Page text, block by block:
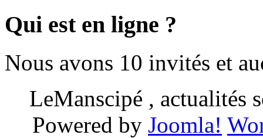
Qui est en ligne ?
Nous avons 10 invités et
LeManscipé , actualités
Powered by Joomla!